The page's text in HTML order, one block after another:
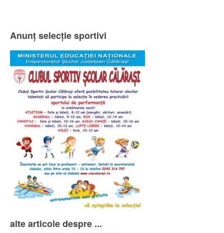
Anunț selecție sportivi
alte articole despre ...